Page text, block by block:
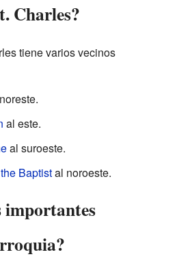
Charles?
tiene varios vecinos
al este.
al suroeste.
Baptistal noroeste.
importantes